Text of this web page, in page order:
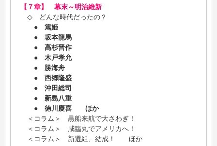
【７章】 幕末～明治維新
◇ どんな時代だったの？
● 篤姫
● 坂本龍馬
● 高杉晋作
● 木戸孝允
● 勝海舟
● 西郷隆盛
● 沖田総司
● 新島八重
● 徳川慶喜 ほか
＜コラム＞ 黒船来航で大さわぎ！
＜コラム＞ 咸臨丸でアメリカへ！
＜コラム＞ 新選組、結成！ ほか